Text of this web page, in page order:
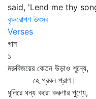
said, 'Lend me thy
বৃক্ষরোপণ উৎসব
Verses
গান
১
মরুবিজয়ের কেতন উড়াও শূন্যে,
হে প্রবল প্রাণ।
ধূলিরে ধন্য করো করুণার পুণ্যে,